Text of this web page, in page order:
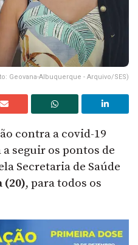
Geovana-Albuquerque - Arquivo/SES)
contra a covid-19
seguir os pontos de
Secretaria de Saúde
(20), para todos os